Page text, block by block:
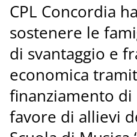
CPL Concordia
sostenere le
di svantaggio e
economica
finanziamento
favore di allievi